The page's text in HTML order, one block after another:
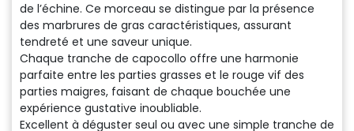
de l’échine. Ce morceau se distingue par la présence
des marbrures de gras caractéristiques, assurant
tendreté et une saveur unique.
Chaque tranche de capocollo offre une harmonie
parfaite entre les parties grasses et le rouge vif des
parties maigres, faisant de chaque bouchée une
expérience gustative inoubliable.
Excellent à déguster seul ou avec une simple tranche de